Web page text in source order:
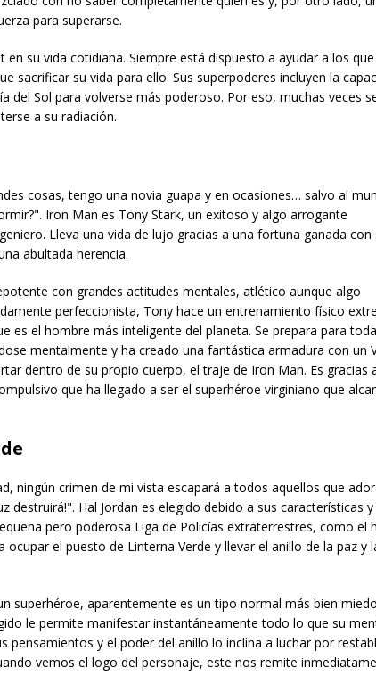
para superarse.
en su vida cotidiana. Siempre está dispuesto a ayudar a los
sacrificar su vida para ello. Sus superpoderes incluyen la
del Sol para volverse más poderoso. Por eso, muchas veces
a su radiación.
cosas, tengo una novia guapa y en ocasiones… salvo al
Iron Man es Tony Stark, un exitoso y algo arrogante
Lleva una vida de lujo gracias a una fortuna ganada con
abultada herencia.
con grandes actitudes mentales, atlético aunque algo
perfeccionista, Tony hace un entrenamiento físico
es el hombre más inteligente del planeta. Se prepara para toda
mentalmente y ha creado una fantástica armadura con un
dentro de su propio cuerpo, el traje de Iron Man. Es gracias
que ha llegado a ser el superhéroe virginiano que
ningún crimen de mi vista escapará a todos aquellos que
destruirá!". Hal Jordan es elegido debido a sus características
pero poderosa Liga de Policías extraterrestres, como el
el puesto de Linterna Verde y llevar el anillo de la paz y
superhéroe, aparentemente es un tipo normal más bien
le permite manifestar instantáneamente todo lo que su
pensamientos y el poder del anillo lo inclina a luchar por
vemos el logo del personaje, este nos remite